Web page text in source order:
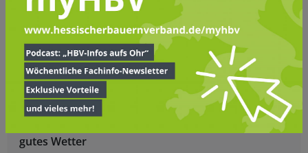
PRESSEMITTEILUNGEN
Ernte in Hessen: Landwirtschaft braucht mehr als
gutes Wetter